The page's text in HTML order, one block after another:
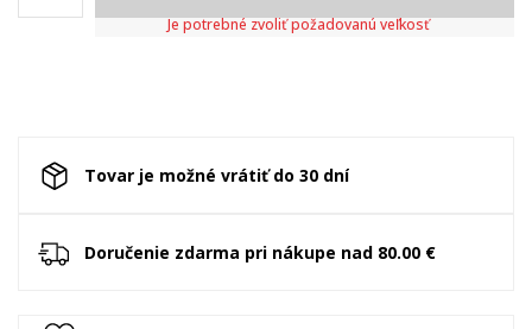
Je potrebné zvoliť požadovanú veľkosť
Tovar je možné vrátiť do 30 dní
Doručenie zdarma pri nákupe nad 80.00 €